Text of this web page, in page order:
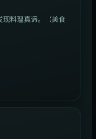
料理真谛。（美食